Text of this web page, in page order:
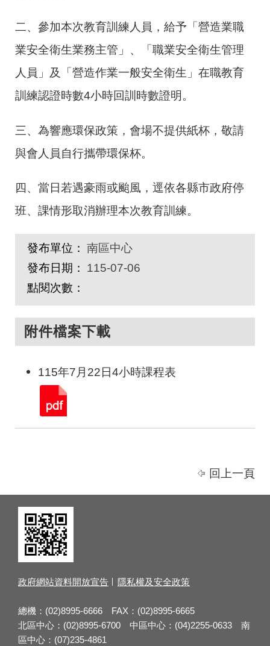
二、參加本次教育訓練人員，給予「營造業職
業安全衛生業務主管」、「職業安全衛生管理
人員」及「營造作業一般安全衛生」在職教育
訓練認證時數4小時回訓時數證明。
三、為響應環保政策，會場不提供紙杯，敬請
與會人員自行攜帶環保杯。
四、當日若遇豪雨或颱風，逕依各縣市政府停
班、課情形取消辦理本次教育訓練。
發布單位： 南區中心
發布日期：
115-07-06
點閱次數：
附件檔案下載
115年7月22日4小時課程表
回上一頁
政府網站資料開放宣告 隱私權及安全政策
總機：(02)8995-6666 FAX：(02)8995-6665
北區中心：(02)8995-6700 中區中心：(04)2255-0633 南
區中心：(07)235-4861